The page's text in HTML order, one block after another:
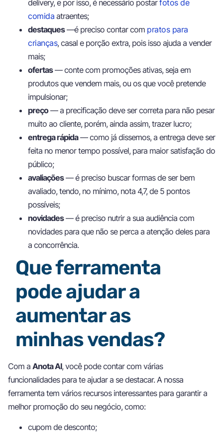
delivery, e por isso, é necessário postarfotos de
comida atraentes;
destaques—é preciso contar com pratos para
crianças, casal e porção extra, pois isso ajuda a vender
mais;
ofertas— conte com promoções ativas, seja em
produtos que vendem mais, ou os que você pretende
impulsionar;
preço— a precificação deve ser correta para não pesar
muito ao cliente, porém, ainda assim, trazer lucro;
entrega rápida— como já dissemos, a entrega deve ser
feita no menor tempo possível, para maior satisfação do
público;
avaliações— é preciso buscar formas de ser bem
avaliado, tendo, no mínimo, nota 4,7, de 5 pontos
possíveis;
novidades— é preciso nutrir a sua audiência com
novidades para que não se perca a atenção deles para
a concorrência.
Que ferramenta
pode ajudar a
aumentar as
minhas vendas?
Com a Anota AI, você pode contar com várias
funcionalidades para te ajudar a se destacar. A nossa
ferramenta tem vários recursos interessantes para garantir a
melhor promoção do seu negócio, como:
cupom de desconto;